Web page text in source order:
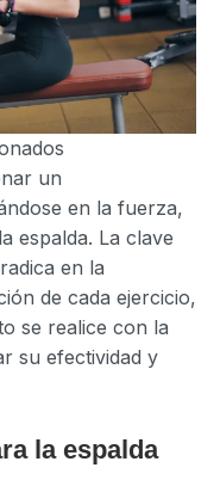
un
en la fuerza,
espalda. La clave
en la
de cada ejercicio,
se realice con la
su efectividad y
la espalda